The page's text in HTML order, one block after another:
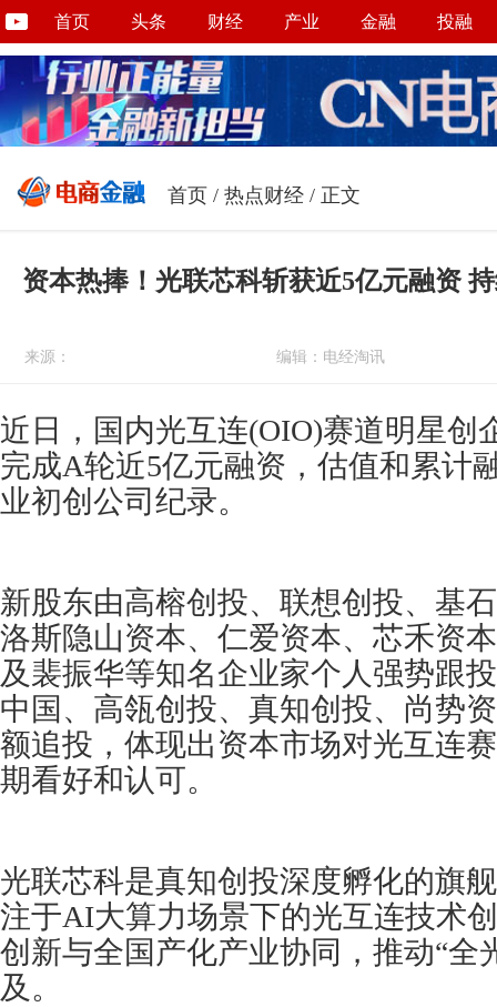
首页 头条 财经 产业 金融 投融
首页 / 热点财经 / 正文
资本热捧！光联芯科斩获近5亿元融资
来源： 编辑：电经淘讯
近日，国内光互连(OIO)赛道明星创
完成A轮近5亿元融资，估值和累计
业初创公司纪录。
新股东由高榕创投、联想创投、基
洛斯隐山资本、仁爱资本、芯禾资
及裴振华等知名企业家个人强势跟
中国、高瓴创投、真知创投、尚势
额追投，体现出资本市场对光互连
期看好和认可。
光联芯科是真知创投深度孵化的旗
注于AI大算力场景下的光互连技术
创新与全国产化产业协同，推动“全
及。